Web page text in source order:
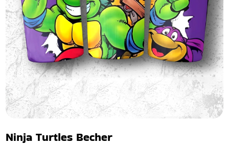
Ninja Turtles Becher